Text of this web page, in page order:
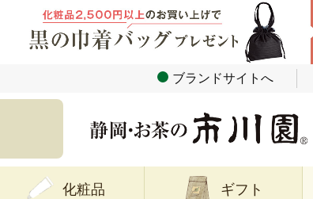
ブランドサイトへ
化粧品 ギフト